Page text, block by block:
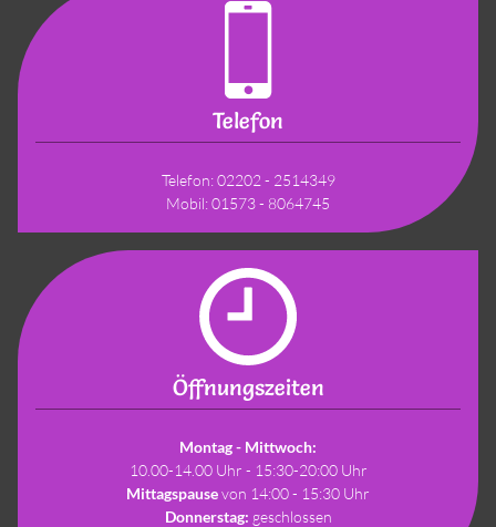
Telefon
Telefon:02202 - 2514349
Mobil:01573 - 8064745
Öffnungs­zeiten
Montag - Mittwoch:
10.00-14.00 Uhr - 15:30-20:00 Uhr
Mittagspausevon 14:00 - 15:30 Uhr
Donnerstag: geschlossen